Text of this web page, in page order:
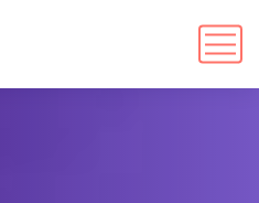
herramientas